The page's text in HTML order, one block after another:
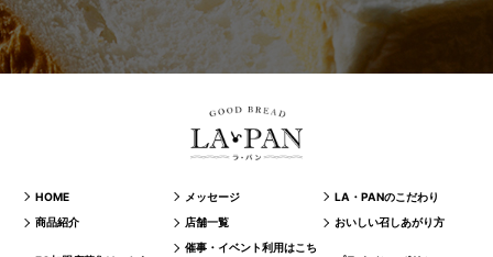
HOME メッセージ
LA・PANのこだわり
商品紹介
店舗一覧 おいしい召しあがり方
催事・イベント利用はこち